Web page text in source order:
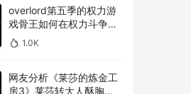
overlord第五季的权力游
戏骨王如何在权力斗争中
崭露头角，overlord第五
季权力博弈骨王如何在复
1.0K
网友分析《莱莎的炼金工
房3》莱莎转大人酥胸蜜